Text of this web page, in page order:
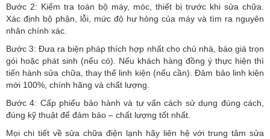
Bước 2: Kiểm tra toàn bộ máy, móc, thiết bị trước khi sửa chữa.
Xác định bộ phận, lỗi, mức độ hư hỏng của máy và tìm ra nguyên
nhân chính xác.
Bước 3: Đưa ra biện pháp thích hợp nhất cho chủ nhà, báo giá trọn
gói hoặc phát sinh (nếu có). Nếu khách hàng đồng ý thực hiện thì
tiến hành sửa chữa, thay thế linh kiện (nếu cần). Đảm bảo linh kiện
mới 100%, chính hãng và chất lượng.
Bước 4: Cấp phiếu bảo hành và tư vấn cách sử dụng đúng cách,
đúng kỹ thuật để đảm bảo – chất lượng tốt nhất.
Mọi chi tiết về sửa chữa điện lạnh hãy liên hệ với trung tâm sửa